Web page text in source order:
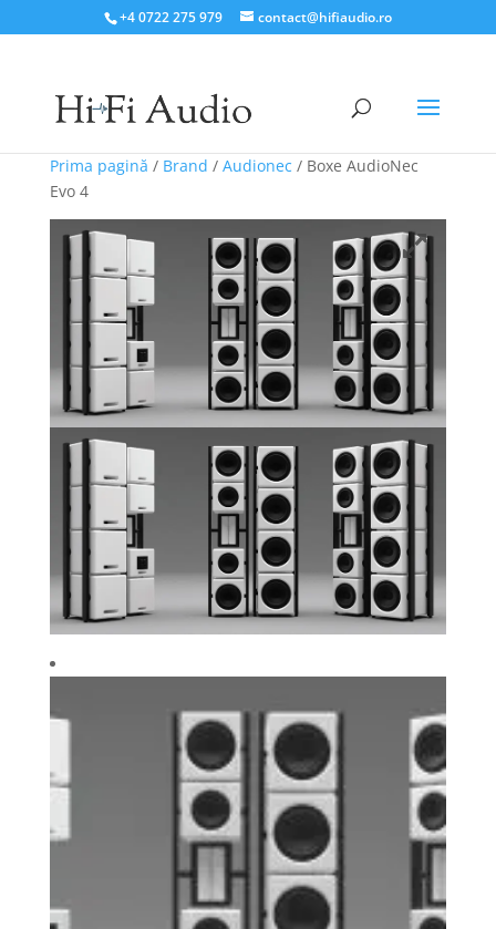
+4 0722 275 979 contact@hifiaudio.ro
Prima pagină / Brand / Audionec / Boxe AudioNec
Evo 4